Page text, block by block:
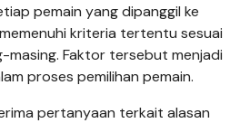
pemain yang dipanggil ke
kriteria tertentu sesuai
masing. Faktor tersebut menjadi
proses pemilihan pemain.
pertanyaan terkait alasan